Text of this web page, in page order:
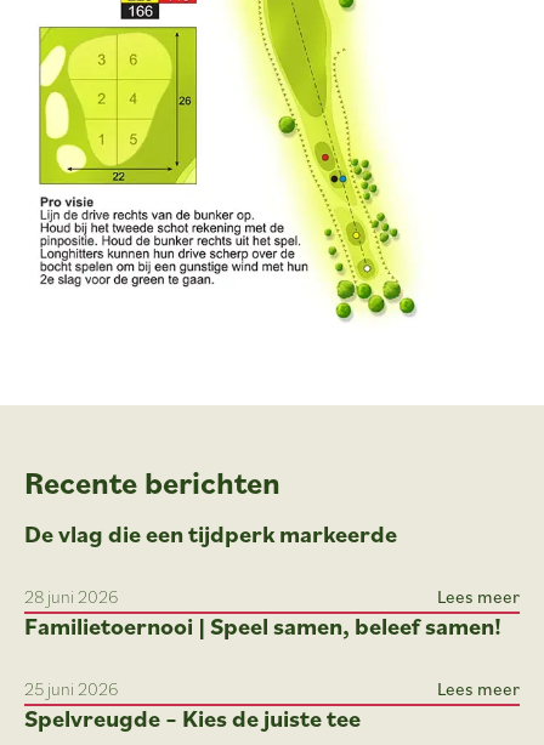
Recente berichten
De vlag die een tijdperk markeerde
28 juni 2026 Lees meer
Familietoernooi | Speel samen, beleef samen!
25 juni 2026 Lees meer
Spelvreugde – Kies de juiste tee